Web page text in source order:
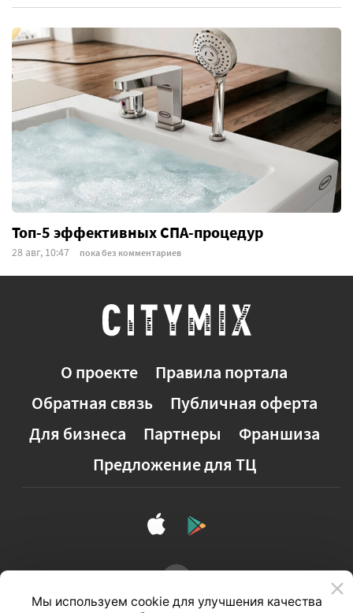
Топ-5 эффективных СПА-процедур
28 авг, 10:47 пока без комментариев
О проекте
Правила портала
Обратная связь
Публичная оферта
Для бизнеса
Партнеры
Франшиза
Предложение для ТЦ
Мы используем cookie для улучшения качества